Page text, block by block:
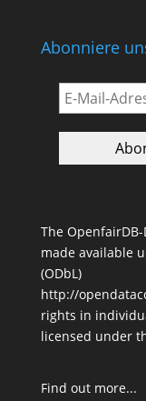
Abonniere
The
made available
(ODbL)
http://
rights in
licensed under
Find out more...